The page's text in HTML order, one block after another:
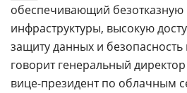
обеспечивающий безотказную
инфраструктуры, высокую
защиту данных и
говорит генеральный
вице-президент по облачным